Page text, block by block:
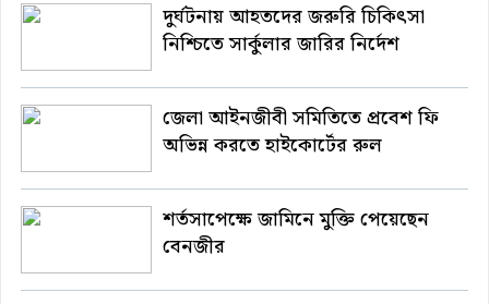
দুর্ঘটনায় আহতদের জরুরি চিকিৎসা
নিশ্চিতে সার্কুলার জারির নির্দেশ
জেলা আইনজীবী সমিতিতে প্রবেশ ফি
অভিন্ন করতে হাইকোর্টের রুল
শর্তসাপেক্ষে জামিনে মুক্তি পেয়েছেন
বেনজীর